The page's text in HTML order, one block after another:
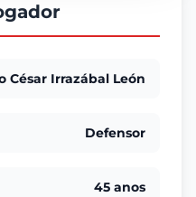
César Irrazábal León
Defensor
45 anos